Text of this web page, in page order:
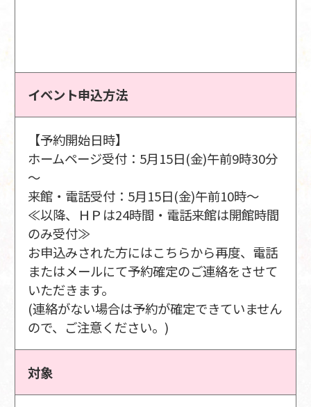
イベント申込方法
【予約開始日時】
ホームページ受付：5月15日(金)午前9時30分
～
来館・電話受付：5月15日(金)午前10時～
≪以降、ＨＰは24時間・電話来館は開館時間
のみ受付≫
お申込みされた方にはこちらから再度、電話
またはメールにて予約確定のご連絡をさせて
いただきます。
(連絡がない場合は予約が確定できていません
ので、ご注意ください。)
対象